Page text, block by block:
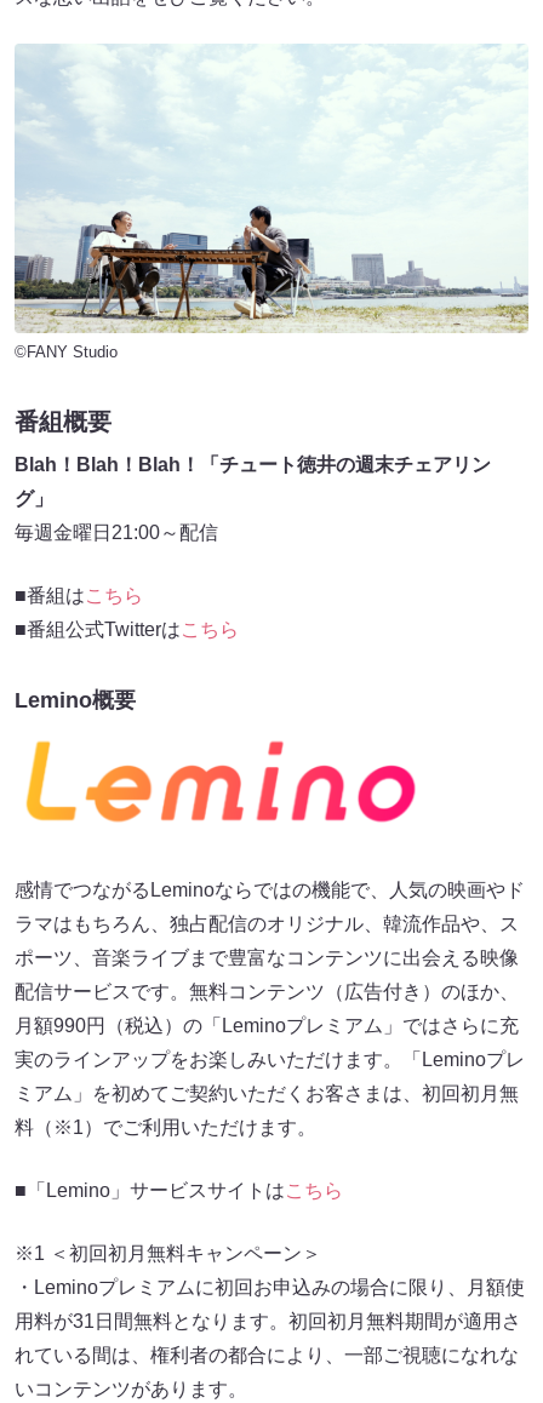
©FANY Studio
番組概要
Blah！Blah！Blah！「チュート徳井の週末チェアリン
グ」
毎週金曜日21:00～配信
■番組はこちら
■番組公式Twitterはこちら
Lemino概要
感情でつながるLeminoならではの機能で、人気の映画やド
ラマはもちろん、独占配信のオリジナル、韓流作品や、ス
ポーツ、音楽ライブまで豊富なコンテンツに出会える映像
配信サービスです。無料コンテンツ（広告付き）のほか、
月額990円（税込）の「Leminoプレミアム」ではさらに充
実のラインアップをお楽しみいただけます。「Leminoプレ
ミアム」を初めてご契約いただくお客さまは、初回初月無
料（※1）でご利用いただけます。
■「Lemino」サービスサイトはこちら
※1 ＜初回初月無料キャンペーン＞
・Leminoプレミアムに初回お申込みの場合に限り、月額使
用料が31日間無料となります。初回初月無料期間が適用さ
れている間は、権利者の都合により、一部ご視聴になれな
いコンテンツがあります。